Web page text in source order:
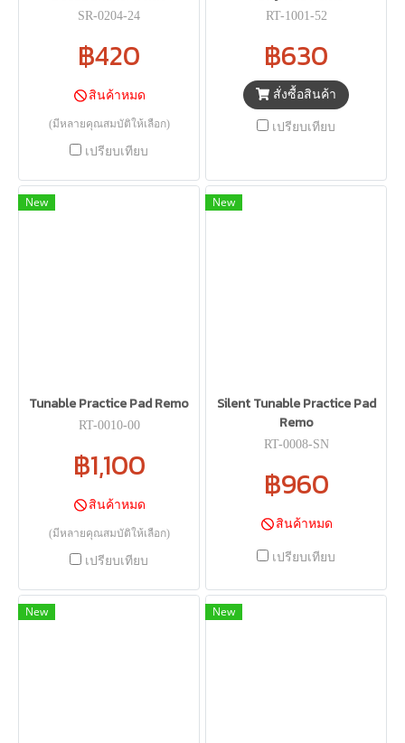
SR-0204-24
฿420
สินค้าหมด
(มีหลายคุณสมบัติให้เลือก)
เปรียบเทียบ
RT-1001-52
฿630
สั่งซื้อสินค้า
เปรียบเทียบ
New
Tunable Practice Pad Remo
RT-0010-00
฿1,100
สินค้าหมด
(มีหลายคุณสมบัติให้เลือก)
เปรียบเทียบ
New
Silent Tunable Practice Pad
Remo
RT-0008-SN
฿960
สินค้าหมด
เปรียบเทียบ
New New